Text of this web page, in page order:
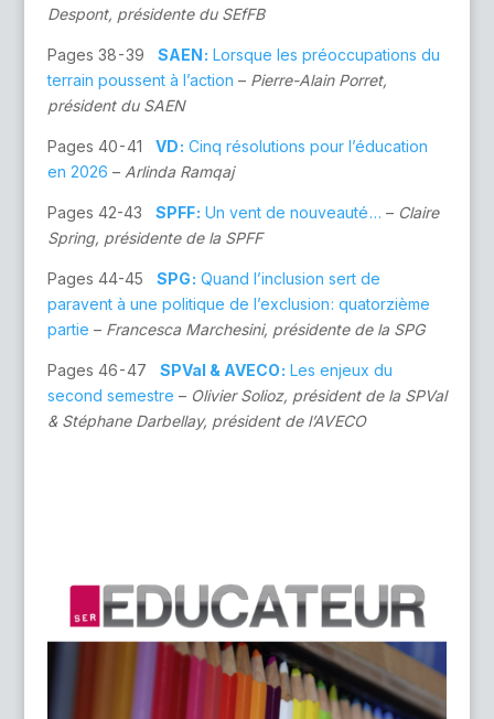
Despont, présidente du SEfFB
Pages 38 - 39 SAEN : Lorsque les préoccupations du
terrain poussent à l’action – Pierre-Alain Porret,
président du SAEN
Pages 40 - 41 VD : Cinq résolutions pour l’éducation
en 2026 –Arlinda Ramqaj
Pages 42-43 SPFF : Un vent de nouveauté … – Claire
Spring, présidente de la SPFF
Pages 44-45 SPG : Quand l’inclusion sert de
paravent à une politique de l’exclusion : quatorzième
partie – Francesca Marchesini, présidente de la SPG
Pages 46 - 47 SPVal & AVECO : Les enjeux du
second semestre – Olivier Solioz, président de la SPVal
& Stéphane Darbellay, président de l’AVECO